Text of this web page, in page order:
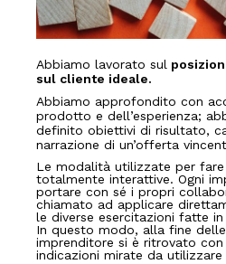
Abbiamo lavorato sul
sul cliente ideale.
Abbiamo approfondito con
prodotto e dell’esperienza;
definito obiettivi di risultato,
narrazione di un’offerta
Le modalità utilizzate per
totalmente interattive. Ogni
portare con sé i propri
chiamato ad applicare
le diverse esercitazioni fatte in
In questo modo, alla fine
imprenditore si è ritrovato
indicazioni mirate da utilizzare